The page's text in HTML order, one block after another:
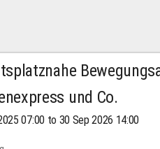
und Co.
07:00 to 30 Sep 2026 14:00